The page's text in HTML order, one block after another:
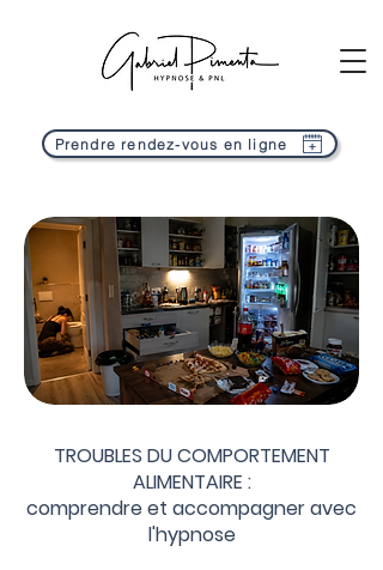
Prendre rendez-vous en ligne
TROUBLES DU COMPORTEMENT
ALIMENTAIRE :
comprendre et accompagner avec
l'hypnose